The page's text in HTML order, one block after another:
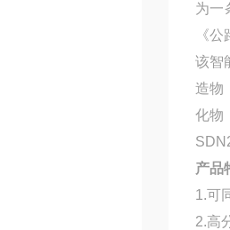
为一
《
该智
造物
化物
产品
1.可
2.高